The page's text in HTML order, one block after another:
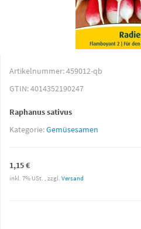
Artikelnummer:459012-qb
GTIN:4014352190247
Raphanus sativus
Kategorie:Gemüsesamen
1,15 €
inkl. 7% USt. , zzgl. Versand